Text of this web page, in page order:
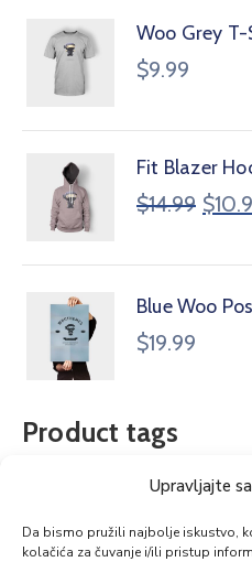
Upravljajte
Da bismo pružili najbolje iskustvo,
kolačića za čuvanje i/ili pristup
Woo Grey
$9.99
Fit Blazer
$14.99 $
Blue Woo
$19.99
Product tags
Road Smart City